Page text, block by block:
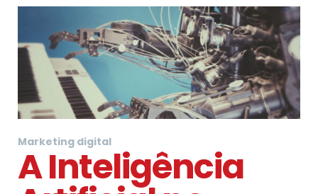
Marketing digital
A Inteligência